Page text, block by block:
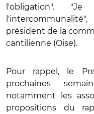
l'obligation".
président de la
cantilienne (Oise).
Pour rappel, le
prochaines
notamment les
propositions du